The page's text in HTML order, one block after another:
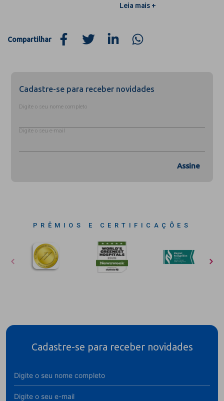
Leia mais +
Compartilhar
Cadastre-se para receber novidades
Digite o seu nome completo
Digite o seu e-mail
Assine
PRÊMIOS E CERTIFICAÇÕES
Cadastre-se para receber novidades